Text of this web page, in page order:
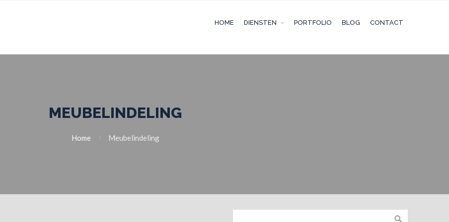
HOME DIENSTEN PORTFOLIO BLOG CONTACT
MEUBELINDELING
Home Meubelindeling